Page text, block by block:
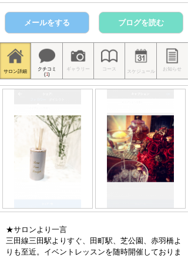
メールをする ブログを読む
サロン詳細
クチコミ
(1)
ギャラリー コース スケジュール お知らせ
★サロンより一言
三田線三田駅よりすぐ、田町駅、芝公園、赤羽橋よ
りも至近。イベントレッスンを随時開催しておりま